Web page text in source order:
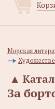
Морская
▲
За